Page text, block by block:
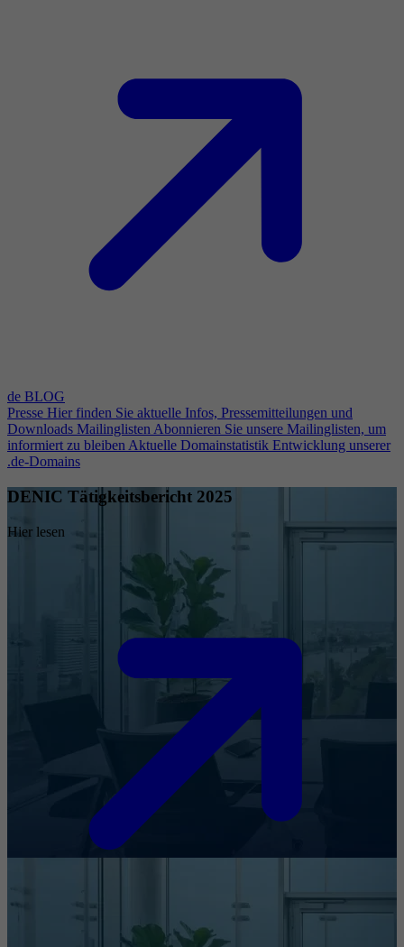
de BLOG
Presse Hier finden Sie aktuelle Infos, Pressemitteilungen und
Downloads Mailinglisten Abonnieren Sie unsere Mailinglisten, um
informiert zu bleiben Aktuelle Domainstatistik Entwicklung unserer
.de-Domains
DENIC Tätigkeitsbericht 2025
Hier lesen